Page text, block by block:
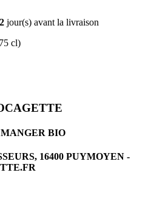
2 jour(s) avant la livraison
BIO
16400 PUYMOYEN -